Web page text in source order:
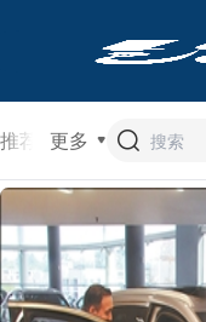
推荐 头条热评 专题山东
更多